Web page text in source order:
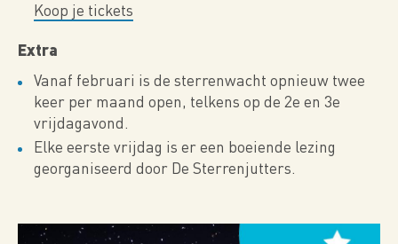
Koop je tickets
Extra
Vanaf februari is de sterrenwacht opnieuw twee
keer per maand open, telkens op de 2e en 3e
vrijdagavond.
Elke eerste vrijdag is er een boeiende lezing
georganiseerd door De Sterrenjutters.